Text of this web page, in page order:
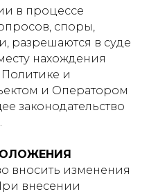
в процессе
споры,
разрешаются в суде
нахождения
и
и Оператором
законодательство
вносить изменения
внесении